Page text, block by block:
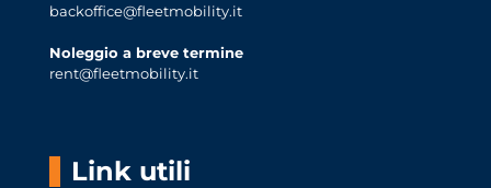
backoffice@fleetmobility.it
Noleggio a breve termine
rent@fleetmobility.it
Link utili